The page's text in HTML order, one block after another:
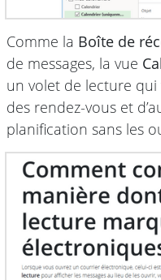
Comme la Boîte de
de messages, la vue
un volet de lecture
des rendez-vous et
planification sans les